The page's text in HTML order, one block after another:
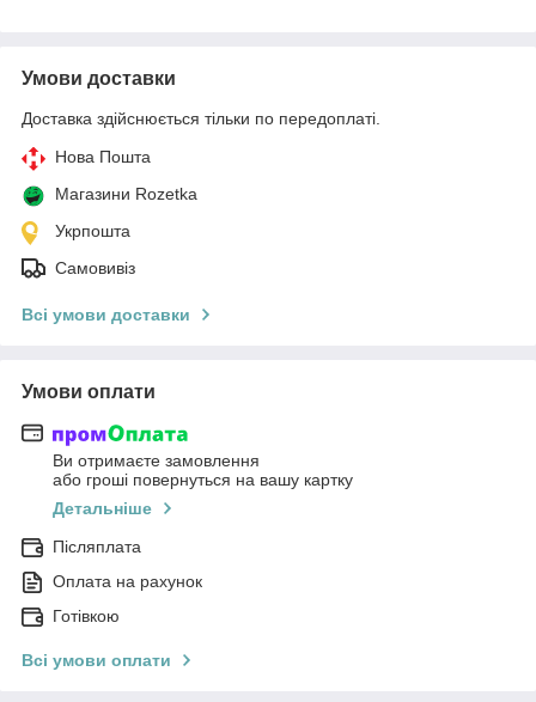
Умови доставки
Доставка здійснюється тільки по передоплаті.
Нова Пошта
Магазини Rozetka
Укрпошта
Самовивіз
Всі умови доставки
Умови оплати
Ви отримаєте замовлення
або гроші повернуться на вашу картку
Детальніше
Післяплата
Оплата на рахунок
Готівкою
Всі умови оплати